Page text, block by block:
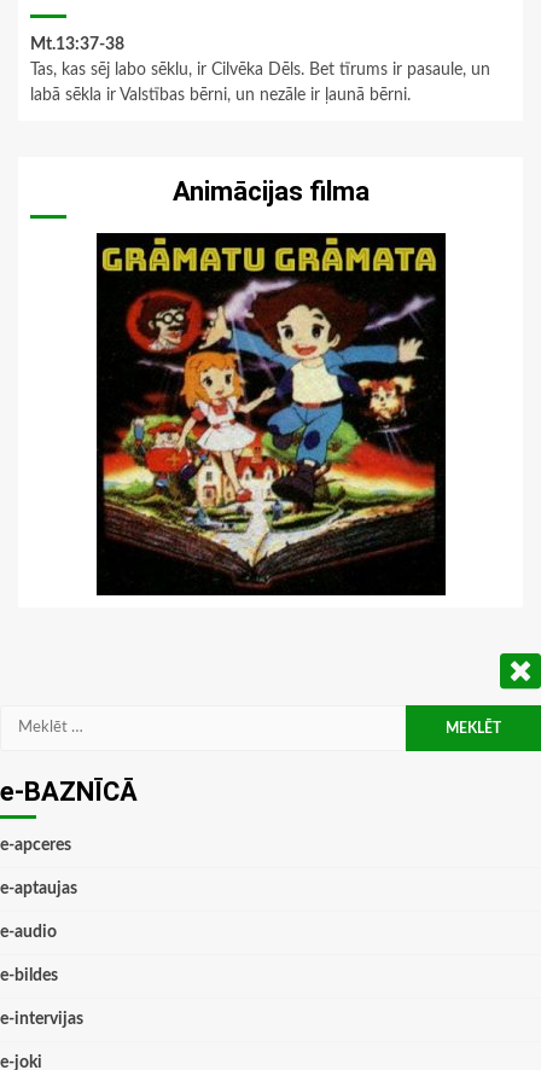
Mt.13:37-38
Tas, kas sēj labo sēklu, ir Cilvēka Dēls. Bet tīrums ir pasaule, un
labā sēkla ir Valstības bērni, un nezāle ir ļaunā bērni.
Animācijas filma
Meklēt:
e-BAZNĪCĀ
e-apceres
e-aptaujas
e-audio
e-bildes
e-intervijas
e-joki